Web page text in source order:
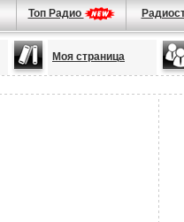
Топ Радио
Моя страница